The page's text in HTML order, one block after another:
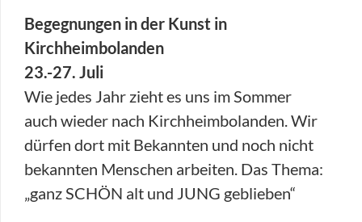
Begegnungen in der Kunst in
Kirchheimbolanden
23.-27. Juli
Wie jedes Jahr zieht es uns im Sommer
auch wieder nach Kirchheimbolanden. Wir
dürfen dort mit Bekannten und noch nicht
bekannten Menschen arbeiten. Das Thema:
„ganz SCHÖN alt und JUNG geblieben“